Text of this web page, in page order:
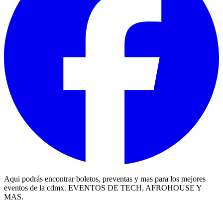
Aqui podrás encontrar boletos, preventas y mas para los mejores
eventos de la cdmx. EVENTOS DE TECH, AFROHOUSE Y
MAS.